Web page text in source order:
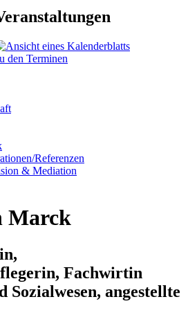
den Terminen
Referenzen
& Mediation
Marck
Fachwirtin
Sozialwesen, angestellte